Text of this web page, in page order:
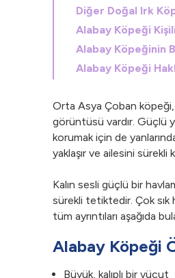
Diğer Doğal Irk
Alabay Köpeği
Alabay Köpeğinin
Alabay Köpeği
Orta Asya Çoban köpeği,
görüntüsü vardır. Güçlü
korumak için de
yaklaşır ve ailesini
Kalın sesli güçlü bir
sürekli tetiktedir. Çok sık
tüm ayrıntıları aşağıda
Alabay Köpeği
Büyük, kalıplı bir vücut